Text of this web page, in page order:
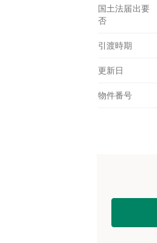
国土法届出要
否
引渡時期
更新日
物件番号